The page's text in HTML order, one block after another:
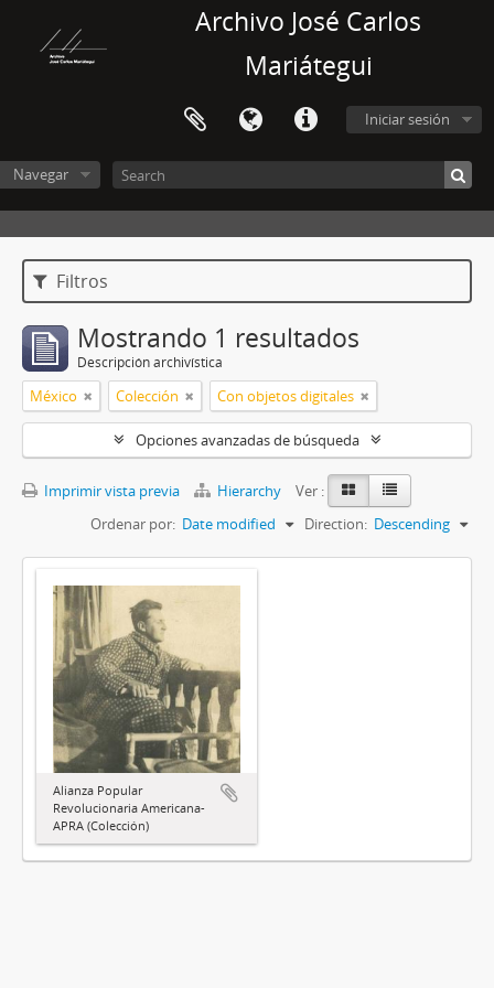
Archivo José Carlos
Mariátegui
Iniciar sesión
Navegar
Filtros
Mostrando 1 resultados
Descripción archivística
México Colección Con objetos digitales
Opciones avanzadas de búsqueda
Imprimir vista previa Hierarchy
Ver :
Ordenar por: Date modified Direction: Descending
Alianza Popular
Revolucionaria Americana-
APRA (Colección)